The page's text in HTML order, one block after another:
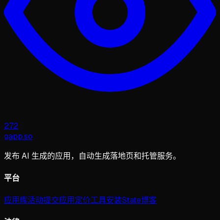
272
gapp.so
发布 AI 生成的应用，自动生成落地页和托管服务。
平台
应用库活动提交应用定价工具安装State博客